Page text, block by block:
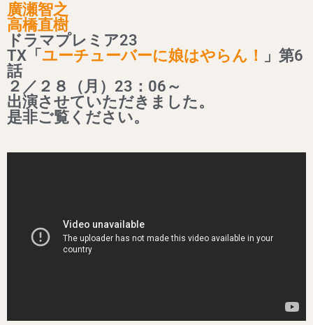
廣瀬智之
高橋直樹
ドラマプレミア23
TX「 ユーチューバーに娘はやらん！
」第6
話
２／２８（月）23：06～
出演させていただきました。
是非ご覧ください。